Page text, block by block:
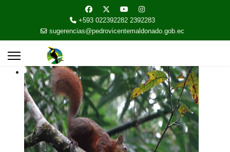
+593 022392282 2392283
sugerencias@pedrovicentemaldonado.gob.ec